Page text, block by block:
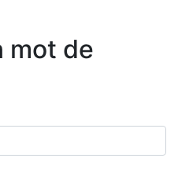
mot de